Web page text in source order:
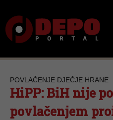
POVLAČENJE DJEČJE HRANE
HiPP: BiH nije
povlačenjem